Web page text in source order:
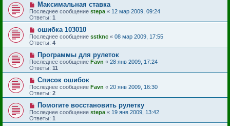
Максимальная ставка
Последнее сообщение stepa « 12 мар 2009, 09:24
Ответы: 1
ошибка 103010
Последнее сообщение sstknc « 08 мар 2009, 17:55
Ответы: 4
Программы для рулеток
Последнее сообщение Favn « 28 янв 2009, 17:24
Ответы: 11
Список ошибок
Последнее сообщение Favn « 20 янв 2009, 16:30
Ответы: 2
Помогите восстановить рулетку
Последнее сообщение stepa « 19 янв 2009, 13:42
Ответы: 1